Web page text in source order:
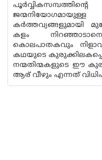
കർത്തവ്യങ്ങളുമായി
കളം
കൊലപാതകവും
കഥയുടെ
നന്മതിന്മകളുടെ ഈ
ആര് വീഴും എന്നത്